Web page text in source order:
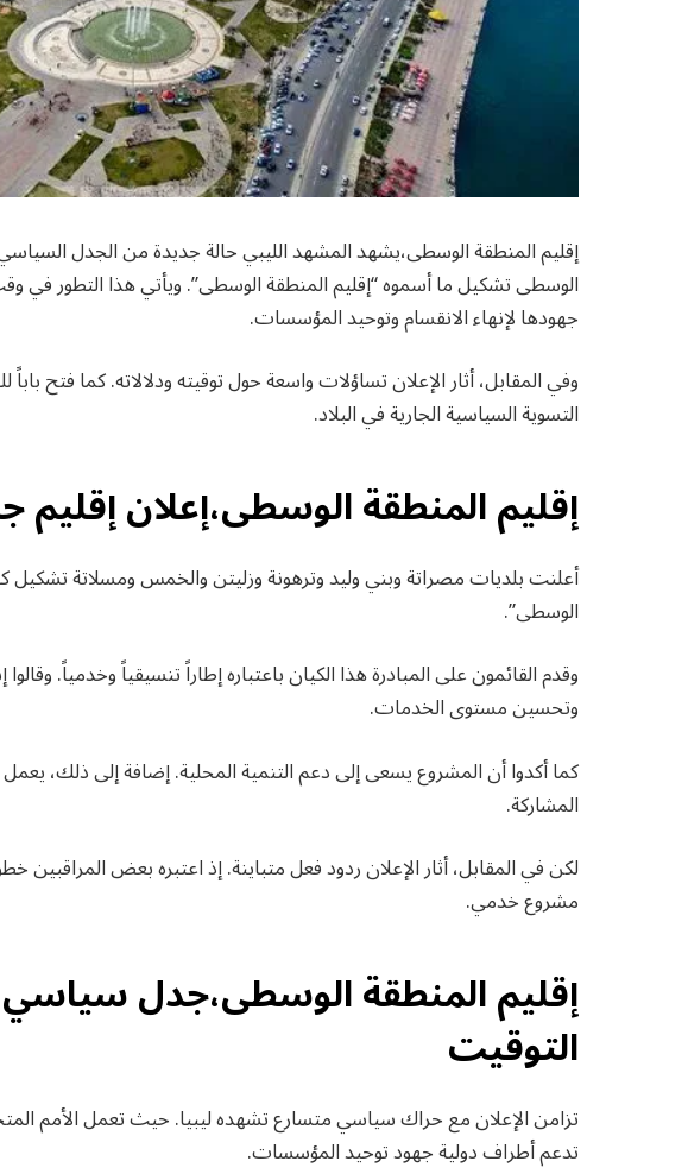
إقليم المنطقة الوسطى،يشهد المشهد الليبي حالة جديدة من الجدل
الوسطى تشكيل ما أسموه “إقليم المنطقة الوسطى”. ويأتي هذا التطور في
جهودها لإنهاء الانقسام وتوحيد المؤسسات.
وفي المقابل، أثار الإعلان تساؤلات واسعة حول توقيته ودلالاته. كما فتح
التسوية السياسية الجارية في البلاد.
إقليم المنطقة الوسطى،إعلان إقليم
أعلنت بلديات مصراتة وبني وليد وترهونة وزليتن والخمس ومسلاتة
الوسطى”.
وقدم القائمون على المبادرة هذا الكيان باعتباره إطاراً تنسيقياً وخدمياً.
وتحسين مستوى الخدمات.
كما أكدوا أن المشروع يسعى إلى دعم التنمية المحلية. إضافة إلى ذلك،
المشاركة.
لكن في المقابل، أثار الإعلان ردود فعل متباينة. إذ اعتبره بعض
مشروع خدمي.
إقليم المنطقة الوسطى،جدل
التوقيت
تزامن الإعلان مع حراك سياسي متسارع تشهده ليبيا. حيث تعمل الأمم
تدعم أطراف دولية جهود توحيد المؤسسات.